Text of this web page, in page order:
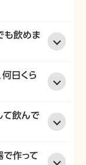
も飲めま
何日くら
て飲んで
で作って